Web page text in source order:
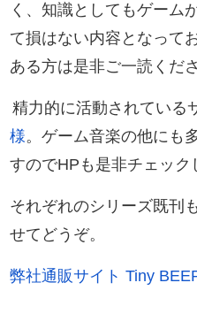
く、知識としてもゲーム
て損はない内容となって
ある方は是非ご一読くださ
精力的に活動されている
様。ゲーム音楽の他にも
すのでHPも是非チェック
それぞれのシリーズ既刊
せてどうぞ。
弊社通販サイト Tiny